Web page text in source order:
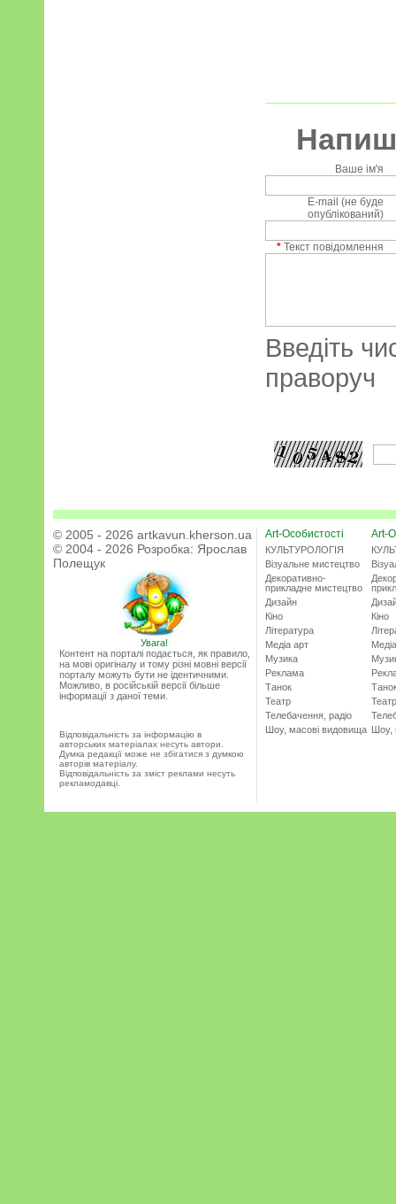
Ваше ім'я
E-mail (не буде
опублікований)
* Текст повідомлення
Введіть
праворуч
© 2005 - 2026 artkavun.kherson.ua
© 2004 - 2026 Розробка: Ярослав
Полещук
Увага!
Контент на порталі подається, як правило,
на мові оригіналу и тому різні мовні версії
порталу можуть бути не ідентичними.
Можливо, в російській версії більше
інформації з даної теми.
Відповідальність за інформацію в
авторських матеріалах несуть автори.
Думка редакції може не збігатися з думкою
авторів матеріалу.
Відповідальність за зміст реклами несуть
рекламодавці.
Art-Особистості
КУЛЬТУРОЛОГІЯ
Візуальне мистецтво
Декоративно-
прикладне мистецтво
Дизайн
Кіно
Література
Медіа арт
Музика
Реклама
Танок
Театр
Телебачення, радіо
Шоу, масові видовища
Art-
Кіно
Театр
Шоу,